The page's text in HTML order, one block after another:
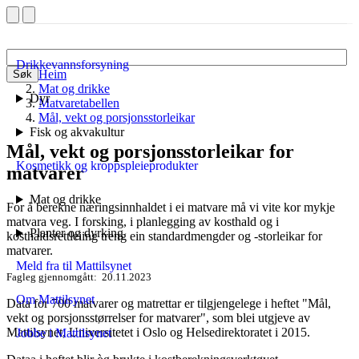
Søk
Drikkevannsforsyning
Dyr
Fisk og akvakultur
Kosmetikk og kroppspleieprodukter
Mat og drikke
Planter og dyrking
Meld fra til Mattilsynet
Om Mattilsynet
Jobbe i Mattilsynet
Heim
Mat og drikke
Matvaretabellen
Mål, vekt og porsjonsstorleikar
Mål, vekt og porsjonsstorleikar for
matvarer
For å berekne næringsinnhaldet i ei matvare må vi vite kor mykje
matvara veg. I forsking, i planlegging av kosthald og i
kosthaldsrettleiing treng ein standardmengder og -storleikar for
matvarer.
Fagleg gjennomgått 20.11.2023
Data for 700 matvarer og matrettar er tilgjengelege i heftet "Mål,
vekt og porsjonsstørrelser for matvarer", som blei utgjeve av
Mattilsynet, Universitetet i Oslo og Helsedirektoratet i 2015.